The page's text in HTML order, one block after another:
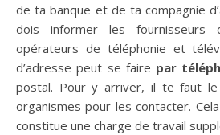
de ta banque et de ta compagnie
dois informer les fournisseurs
opérateurs de téléphonie et
d’adresse peut se faire par
postal. Pour y arriver, il te faut
organismes pour les contacter.
constitue une charge de travail